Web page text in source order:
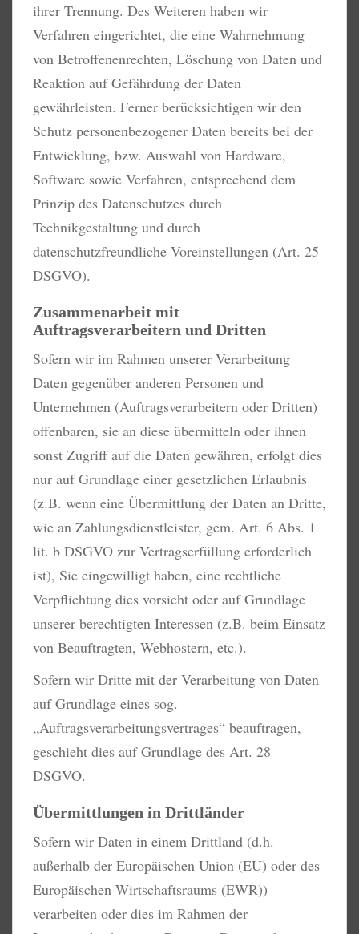
ihrer Trennung. Des Weiteren haben wir
Verfahren eingerichtet, die eine Wahrnehmung
von Betroffenenrechten, Löschung von Daten und
Reaktion auf Gefährdung der Daten
gewährleisten. Ferner berücksichtigen wir den
Schutz personenbezogener Daten bereits bei der
Entwicklung, bzw. Auswahl von Hardware,
Software sowie Verfahren, entsprechend dem
Prinzip des Datenschutzes durch
Technikgestaltung und durch
datenschutzfreundliche Voreinstellungen (Art. 25
DSGVO).
Zusammenarbeit mit
Auftragsverarbeitern und Dritten
Sofern wir im Rahmen unserer Verarbeitung
Daten gegenüber anderen Personen und
Unternehmen (Auftragsverarbeitern oder Dritten)
offenbaren, sie an diese übermitteln oder ihnen
sonst Zugriff auf die Daten gewähren, erfolgt dies
nur auf Grundlage einer gesetzlichen Erlaubnis
(z.B. wenn eine Übermittlung der Daten an Dritte,
wie an Zahlungsdienstleister, gem. Art. 6 Abs. 1
lit. b DSGVO zur Vertragserfüllung erforderlich
ist), Sie eingewilligt haben, eine rechtliche
Verpflichtung dies vorsieht oder auf Grundlage
unserer berechtigten Interessen (z.B. beim Einsatz
von Beauftragten, Webhostern, etc.).
Sofern wir Dritte mit der Verarbeitung von Daten
auf Grundlage eines sog.
„Auftragsverarbeitungsvertrages“ beauftragen,
geschieht dies auf Grundlage des Art. 28
DSGVO.
Übermittlungen in Drittländer
Sofern wir Daten in einem Drittland (d.h.
außerhalb der Europäischen Union (EU) oder des
Europäischen Wirtschaftsraums (EWR))
verarbeiten oder dies im Rahmen der